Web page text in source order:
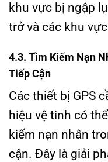
khu vực bị ngập
trở và các khu
4.3. Tìm Kiếm Nạn
Tiếp Cận
Các thiết bị GPS
hiệu vệ tinh có
kiếm nạn nhân
cận. Đây là giải